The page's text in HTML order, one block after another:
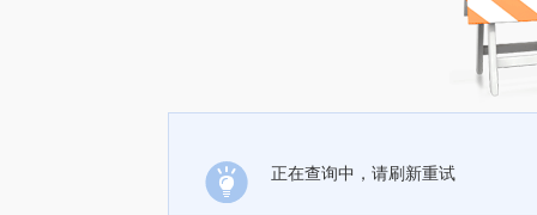
正在查询中，请刷新重试